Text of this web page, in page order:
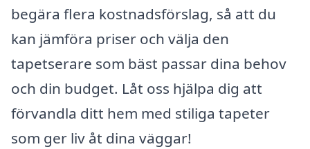
begära flera kostnadsförslag, så att du
kan jämföra priser och välja den
tapetserare som bäst passar dina behov
och din budget. Låt oss hjälpa dig att
förvandla ditt hem med stiliga tapeter
som ger liv åt dina väggar!